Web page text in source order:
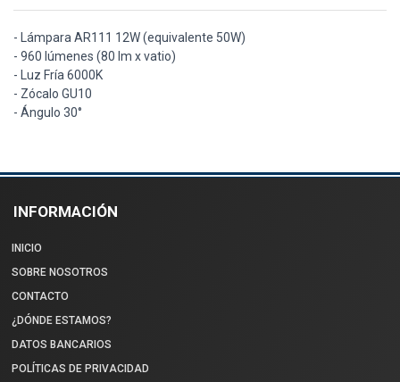
- Lámpara AR111 12W (equivalente 50W)
- 960 lúmenes (80 lm x vatio)
- Luz Fría 6000K
- Zócalo GU10
- Ángulo 30°
INFORMACIÓN
INICIO
SOBRE NOSOTROS
CONTACTO
¿DÓNDE ESTAMOS?
DATOS BANCARIOS
POLÍTICAS DE PRIVACIDAD